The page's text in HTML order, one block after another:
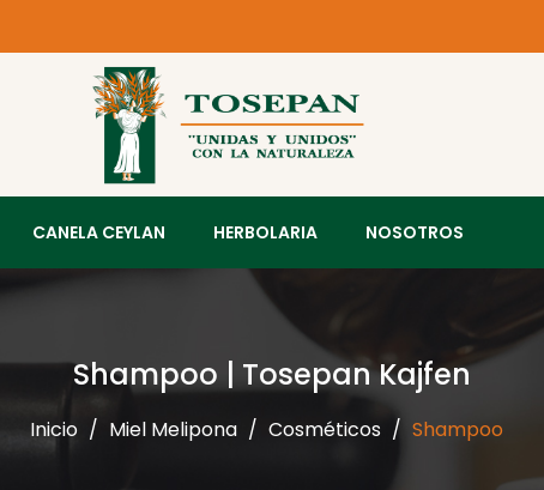
CANELA CEYLAN HERBOLARIA NOSOTROS
Shampoo | Tosepan Kajfen
Inicio Miel Melipona Cosméticos Shampoo